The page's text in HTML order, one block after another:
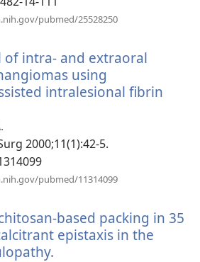
pubmed/25528250
창
기)
of intra- and extraoral
using
intralesional fibrin
2000;11(1):42-5.
pubmed/11314099
창
열
기)
based packing in 35
epistaxis in the